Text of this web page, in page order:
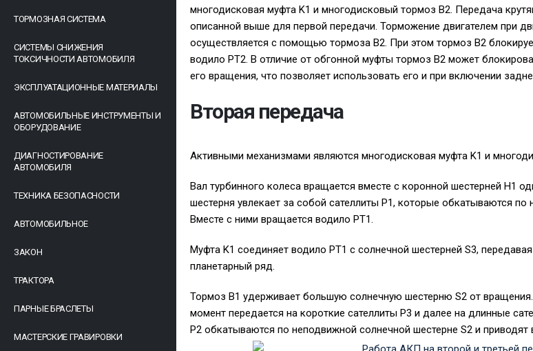
ТОРМОЗНАЯ СИСТЕМА
СИСТЕМЫ СНИЖЕНИЯ
ТОКСИЧНОСТИ АВТОМОБИЛЯ
ЭКСПЛУАТАЦИОННЫЕ МАТЕРИАЛЫ
АВТОМОБИЛЬНЫЕ ИНСТРУМЕНТЫ И
ОБОРУДОВАНИЕ
ДИАГНОСТИРОВАНИЕ
АВТОМОБИЛЯ
ТЕХНИКА БЕЗОПАСНОСТИ
АВТОМОБИЛЬНОЕ
ЗАКОН
ТРАКТОРА
ПАРНЫЕ БРАСЛЕТЫ
МАСТЕРСКИЕ ГРАВИРОВКИ
многодисковая муфта K1 и многодисковый тормоз B2. Передача
описанной выше для первой передачи. Торможение двигателем при
осуществляется с помощью тормоза B2. При этом тормоз B2
водило PT2. В отличие от обгонной муфты тормоз B2 может
его вращения, что позволяет использовать его и при включении
Вторая передача
Активными механизмами являются многодисковая муфта K1 и
Вал турбинного колеса вращается вместе с коронной шестерней H1
шестерня увлекает за собой сателлиты P1, которые обкатываются
Вместе с ними вращается водило PT1.
Муфта K1 соединяет водило PT1 с солнечной шестерней S3,
планетарный ряд.
Тормоз B1 удерживает большую солнечную шестерню S2 от
момент передается на короткие сателлиты P3 и далее на длинные
P2 обкатываются по неподвижной солнечной шестерне S2 и